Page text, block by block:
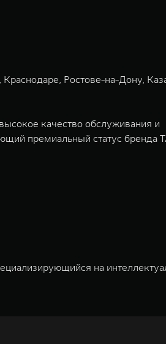
Ростове-на-Дону,
качество обслуживания и
премиальный статус бренда
на
2011 годах соответственно.